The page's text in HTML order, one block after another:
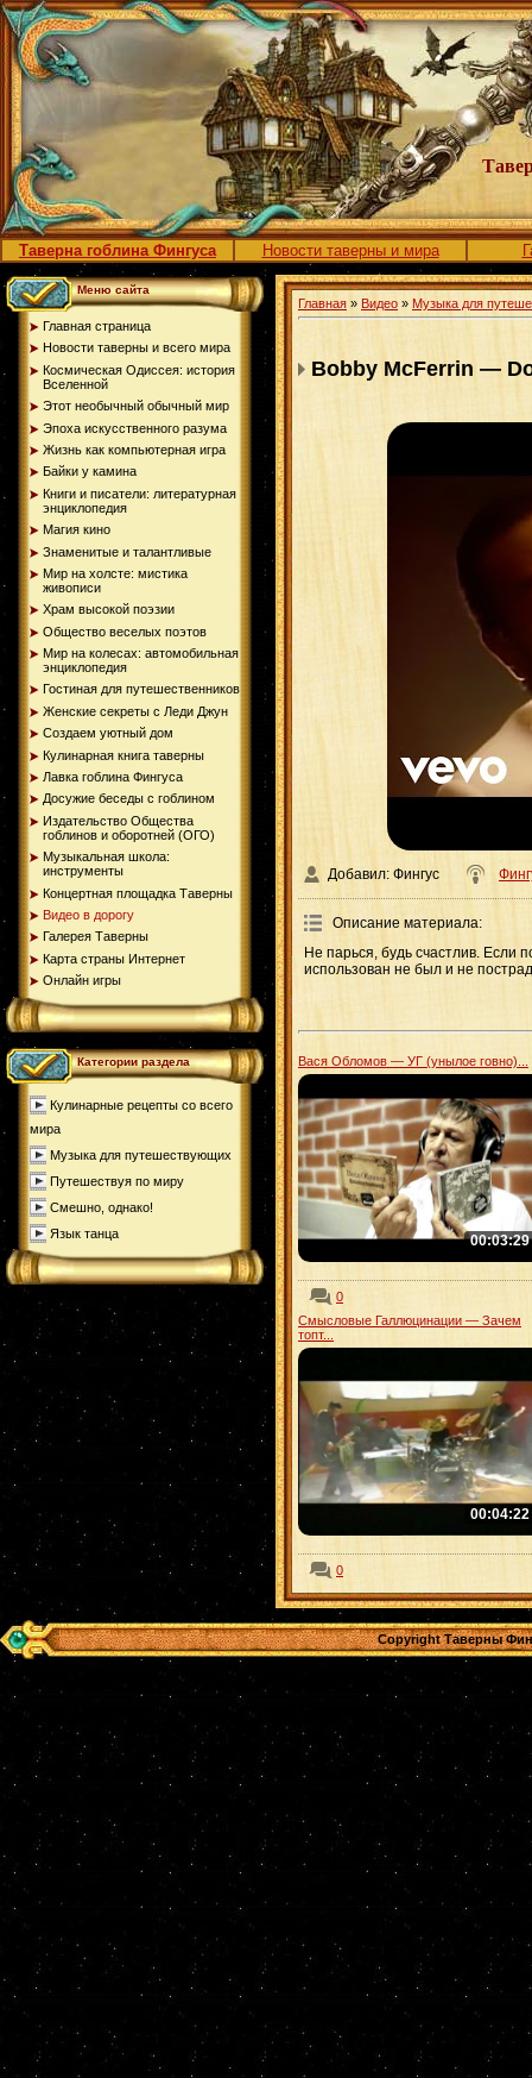
Таверна гоблина Фингуса Новости таверны и мира
Меню сайта
Главная страница
Новости таверны и всего мира
Космическая Одиссея: история
Вселенной
Этот необычный обычный мир
Эпоха искусственного разума
Жизнь как компьютерная игра
Байки у камина
Книги и писатели: литературная
энциклопедия
Магия кино
Знаменитые и талантливые
Мир на холсте: мистика
живописи
Храм высокой поэзии
Общество веселых поэтов
Мир на колесах: автомобильная
энциклопедия
Гостиная для путешественников
Женские секреты с Леди Джун
Создаем уютный дом
Кулинарная книга таверны
Лавка гоблина Фингуса
Досужие беседы с гоблином
Издательство Общества
гоблинов и оборотней (ОГО)
Музыкальная школа:
инструменты
Концертная площадка Таверны
Видео в дорогу
Галерея Таверны
Карта страны Интернет
Онлайн игры
Категории раздела
Кулинарные рецепты со всего
мира
Музыка для путешествующих
Путешествуя по миру
Смешно, однако!
Язык танца
Главная » Видео » Музыка для
Bobby McFerrin —
Добавил: Фингус
Описание материала:
Не парься, будь счастлив. Если
использован не был и не
Вася Обломов — УГ (унылое говно)...
00:03:29
0
Смысловые Галлюцинации — Зачем
топт...
00:04:22
0
Copyright Таверны